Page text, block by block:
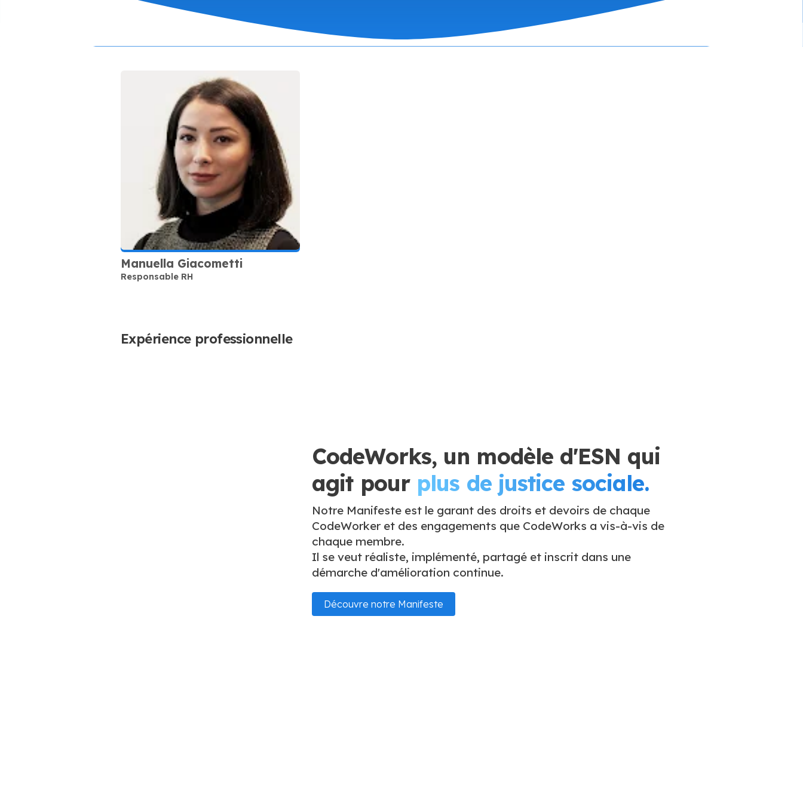
Manuella Giacometti
Responsable RH
Expérience professionnelle
CodeWorks, un modèle d'ESN qui
agit pour plus de justice sociale.
Notre Manifeste est le garant des droits et devoirs de chaque
CodeWorker et des engagements que CodeWorks a vis-à-vis de
chaque membre.
Il se veut réaliste, implémenté, partagé et inscrit dans une
démarche d'amélioration continue.
Découvre notre Manifeste